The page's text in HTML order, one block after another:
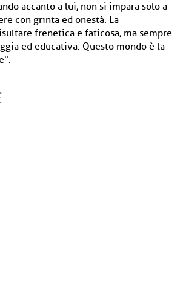
accanto a lui, non si impara solo a
con grinta ed onestà. La
frenetica e faticosa, ma sempre
ed educativa. Questo mondo è la